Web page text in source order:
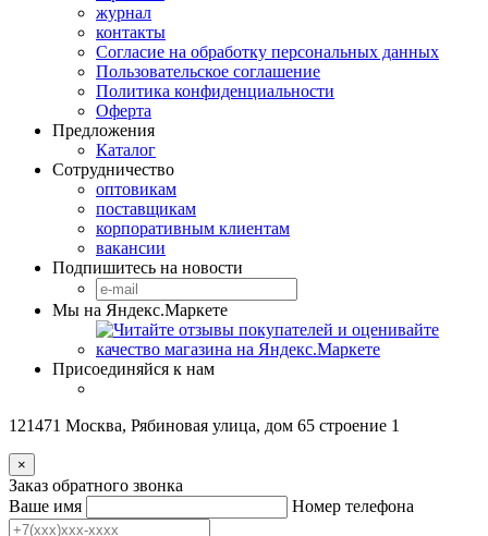
журнал
контакты
Согласие на обработку персональных данных
Пользовательское соглашение
Политика конфиденциальности
Оферта
Предложения
Каталог
Сотрудничество
оптовикам
поставщикам
корпоративным клиентам
вакансии
Подпишитесь на новости
Мы на Яндекс.Маркете
Присоединяйся к нам
121471 Москва, Рябиновая улица, дом 65 строение 1
×
Заказ обратного звонка
Ваше имя
Номер телефона